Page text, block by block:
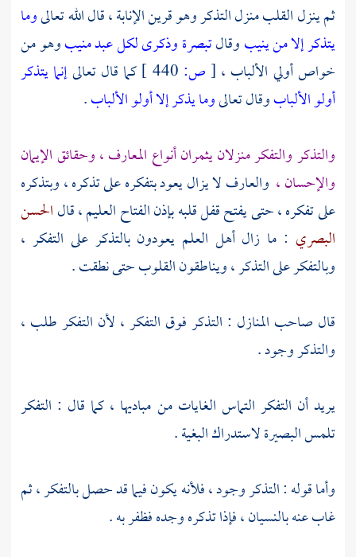
ثم ينزل القلب منزل التذكر وهو قرين الإنابة ، قال الله تعالىوما
يتذكر إلا من ينيبوقالتبصرة وذكرى لكل عبد منيبوهو من
خواص أولي الألباب ، [ص: كما قال تعالىإنما يتذكر
أولو الألبابوقال تعالىوما يذكر إلا أولو الألباب.
والتذكر والتفكر منزلان يثمران أنواع المعارف ، وحقائق الإيمان
والإحسان ، والعارف لا يزال يعود بتفكره على تذكره ، وبتذكره
على تفكره ، حتى يفتح قفل قلبه بإذن الفتاح العليم ، قالالحسن
البصري : ما زال أهل العلم يعودون بالتذكر على التفكر ،
وبالتفكر على التذكر ، ويناطقون القلوب حتى نطقت .
قال صاحب المنازل : التذكر فوق التفكر ، لأن التفكر طلب ،
والتذكر وجود .
يريد أن التفكر التماس الغايات من مباديها ، كما قال : التفكر
تلمس البصيرة لاستدراك البغية .
وأما قوله : التذكر وجود ، فلأنه يكون فيما قد حصل بالتفكر ، ثم
غاب عنه بالنسيان ، فإذا تذكره وجده فظفر به .